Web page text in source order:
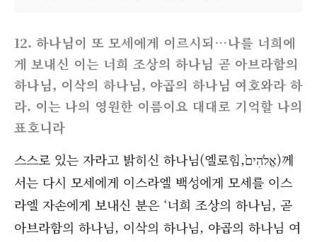
12. 하나님이 또 모세에게 이르시되…나를 너희에
게 보내신 이는 너희 조상의 하나님 곧 아브라함의
하나님, 이삭의 하나님, 야곱의 하나님 여호와라 하
라. 이는 나의 영원한 이름이요 대대로 기억할 나의
표호니라
스스로 있는 자라고 밝히신 하나님(엘로힘,אֱלֹהִים֙)께
서는 다시 모세에게 이스라엘 백성에게 모세를 이스
라엘 자손에게 보내신 분은 ‘너희 조상의 하나님, 곧
아브라함의 하나님, 이삭의 하나님, 야곱의 하나님 여